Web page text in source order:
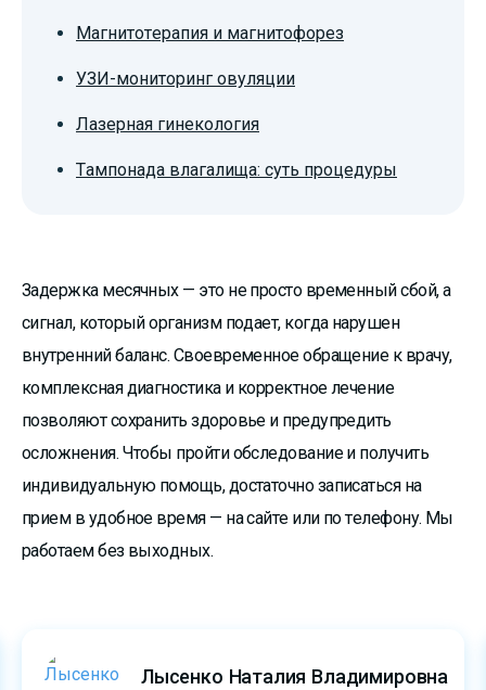
Магнитотерапия и магнитофорез
УЗИ-мониторинг овуляции
Лазерная гинекология
Тампонада влагалища: суть процедуры
Задержка месячных — это не просто временный сбой, а
сигнал, который организм подает, когда нарушен
внутренний баланс. Своевременное обращение к врачу,
комплексная диагностика и корректное лечение
позволяют сохранить здоровье и предупредить
осложнения. Чтобы пройти обследование и получить
индивидуальную помощь, достаточно записаться на
прием в удобное время — на сайте или по телефону. Мы
работаем без выходных.
Лысенко Наталия Владимировна